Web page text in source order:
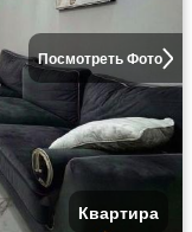
Посмотреть Фото
Квартира